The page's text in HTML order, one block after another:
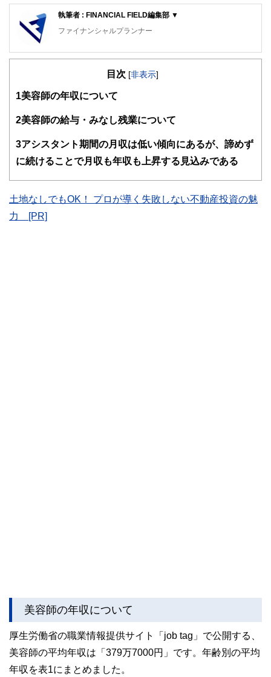
執筆者 : FINANCIAL FIELD編集部 ▼
ファイナンシャルプランナー
FinancialField編集部は、金融、経済に関する記事を、日々
知識がない方でも理解できるようわかりやすく発信していま
得者を中心に「お金や暮らし」に関する書籍・雑誌の編集経
験者で構成され、企画立案から記事掲載まですべての工程に
FinancialFieldの特徴は、ファイナンシャルプランナー、弁
ドバイザー、DCプランナー、公認会計士、社会保険労務
ど150名以上の有資格者を執筆者・監修者として迎え、むず
目次 [非表示]
1 美容師の年収について
2美容師の給与・みなし残業について
3アシスタント期間の月収は低い傾向にあるが、諦めず
に続けることで月収も年収も上昇する見込みである
土地なしでもOK！ プロが導く失敗しない不動産投資の魅
力 [PR]
美容師の年収について
厚生労働省の職業情報提供サイト「job tag」で公開する、
美容師の平均年収は「379万7000円」です。年齢別の平均
年収を表1にまとめました。